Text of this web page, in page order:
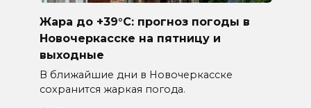
Жара до +39°C: прогноз погоды в
Новочеркасске на пятницу и
выходные
В ближайшие дни в Новочеркасске
сохранится жаркая погода.